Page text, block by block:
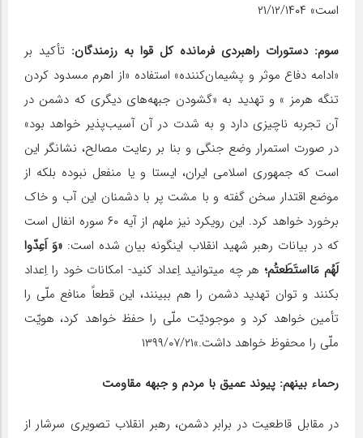
است» ۲۱/۱۲/۱۴۰۴
سوم: دستورات راهبردی فرمانده کل قوا به رزمندگان: تأکید بر
«ادامه دفاع موثر و پشیمان‌کننده» استفاده «از اهرم مسدود کردن
تنگه هرمز » و تهدید به «گشودن جبهه‌های دیگری که دشمن در
آن تجربه ناچیزی دارد و به شدت در آن آسیب‌پذیر خواهد بود»
در صورت استمرار وضع جنگی و بنا بر رعایت مصالح، نشانگر این
است که جمهوری اسلامی ایران، ایستا و یا منفعل نبوده بلکه از
موضع اقتدار سخن گفته و با مشت پر با دشمنان این آب و خاک
برخورد خواهد کرد. این رویکرد نیز ملهم از آیه ۶۰ سوره انفال است
که در بیانات رهبر شهید انقلاب اینگونه بیان شده است: «وَ اَعِدّوا
لَهُم مَااستَطَعتُم؛ هر چه میتوانید اِعداد کنید- امکانات خود را اِعداد
بکنند و توان تهدید دشمن را هم ببینند، این قطعاً منافع ملّی را
تأمین خواهد کرد و موجودیّت ملّی را حفظ خواهد کرد، هویّت
ملّی را محفوظ خواهد داشت.»۱۳۹۹/۰۷/۲۱
رحماء بینهم: پیوند عمیق با مردم و جبهه مقاومت
در مقابل قاطعیت در برابر دشمن، رهبر انقلاب تصویری سرشار از